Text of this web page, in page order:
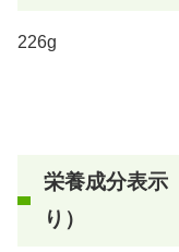
226g
栄養成分表示
り）